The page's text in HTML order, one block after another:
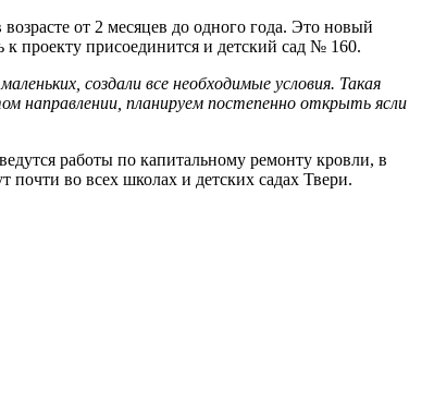
от 2 месяцев до одного года. Это новый
проекту присоединится и детский сад № 160.
создали все необходимые условия. Такая
направлении, планируем постепенно открыть ясли
работы по капитальному ремонту кровли, в
во всех школах и детских садах Твери.